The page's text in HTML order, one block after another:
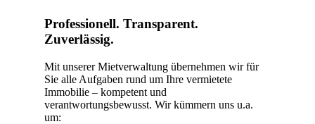
Professionell. Transparent.
Zuverlässig.
Mit unserer Mietverwaltung übernehmen wir für
Sie alle Aufgaben rund um Ihre vermietete
Immobilie – kompetent und
verantwortungsbewusst. Wir kümmern uns u.a.
um: